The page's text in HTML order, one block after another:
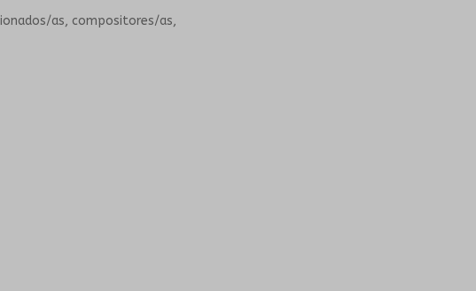
as, compositores/as,